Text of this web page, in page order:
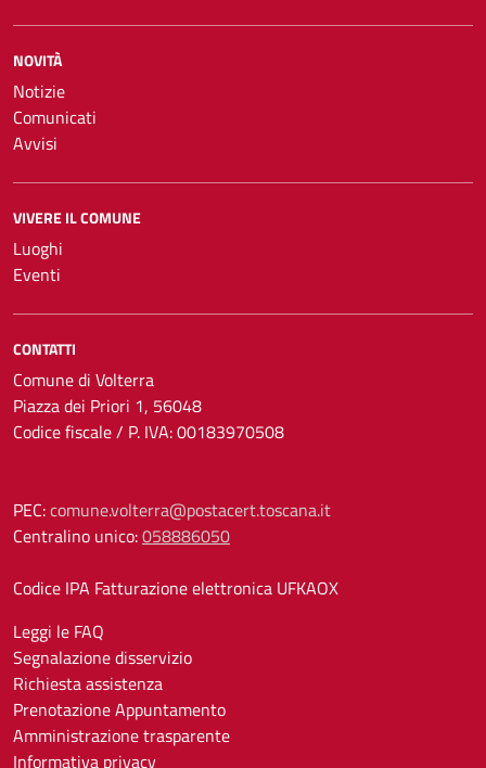
NOVITÀ
Notizie
Comunicati
Avvisi
VIVERE IL COMUNE
Luoghi
Eventi
CONTATTI
Comune di Volterra
Piazza dei Priori 1, 56048
Codice fiscale / P. IVA: 00183970508
PEC:comune.volterra@postacert.toscana.it
Centralino unico:058886050
Codice IPA Fatturazione elettronica UFKAOX
Leggi le FAQ
Segnalazione disservizio
Richiesta assistenza
Prenotazione Appuntamento
Amministrazione trasparente
Informativa privacy